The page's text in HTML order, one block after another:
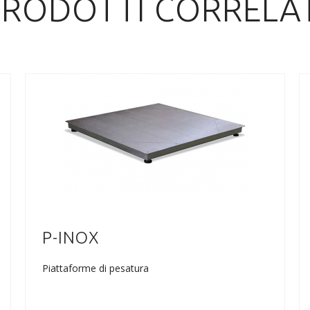
P-INOX
Piattaforme di pesatura